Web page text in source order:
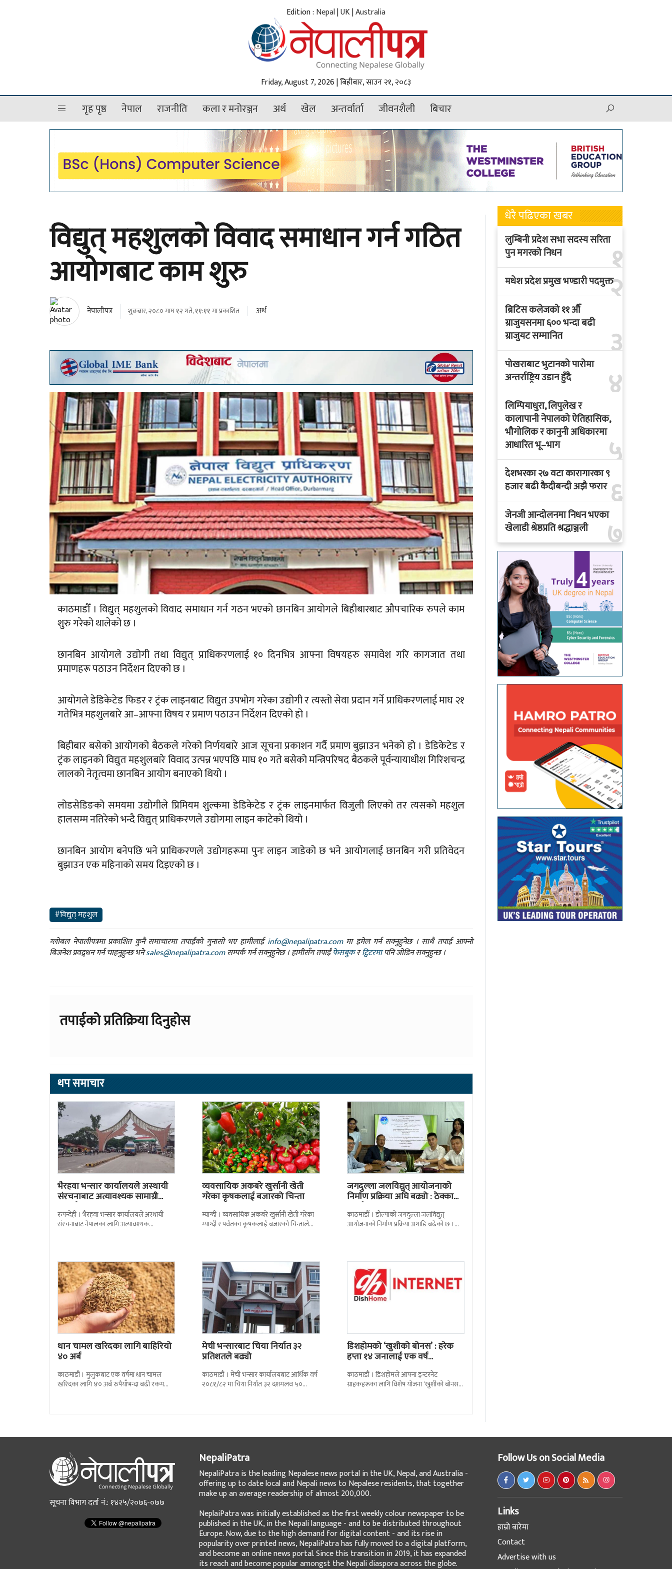
Edition : Nepal|UK|Australia
Friday, August 7, 2026 | बिहीबार, साउन २१, २०८३
गृह पृष्ठ नेपाल राजनीति कला र मनोरञ्जन अर्थ खेल अन्तर्वार्ता जीवनशैली बिचार
विद्युत् महशुलको विवाद समाधान गर्न गठित
आयोगबाट काम शुरु
नेपालीपत्र शुक्रबार, २०८० माघ १२ गते, ११:११ मा प्रकाशित अर्थ
काठमाडौँ । विद्युत् महशुलको विवाद समाधान गर्न गठन भएको छानबिन आयोगले बिहीबारबाट औपचारिक रुपले काम
शुरु गरेको थालेको छ ।
छानबिन आयोगले उद्योगी तथा विद्युत् प्राधिकरणलाई १० दिनभित्र आफ्ना विषयहरु समावेश गरि कागजात तथा
प्रमाणहरू पठाउन निर्देशन दिएको छ ।
आयोगले डेडिकेटेड फिडर र ट्रंक लाइनबाट विद्युत उपभोग गरेका उद्योगी र त्यस्तो सेवा प्रदान गर्ने प्राधिकरणलाई माघ २१
गतेभित्र महशुलबारे आ–आफ्ना विषय र प्रमाण पठाउन निर्देशन दिएको हो ।
बिहीबार बसेको आयोगको बैठकले गरेको निर्णयबारे आज सूचना प्रकाशन गर्दै प्रमाण बुझाउन भनेको हो । डेडिकेटेड र
ट्रंक लाइनको विद्युत महशुलबारे विवाद उत्पन्न भएपछि माघ १० गते बसेको मन्त्रिपरिषद बैठकले पूर्वन्यायाधीश गिरिशचन्द्र
लालको नेतृत्वमा छानबिन आयोग बनाएको थियो ।
लोडसेडिङको समयमा उद्योगीले प्रिमियम शुल्कमा डेडिकेटेड र ट्रंक लाइनमार्फत विजुली लिएको तर त्यसको महशुल
हालसम्म नतिरेको भन्दै विद्युत् प्राधिकरणले उद्योगमा लाइन काटेको थियो ।
छानबिन आयोग बनेपछि भने प्राधिकरणले उद्योगहरूमा पुनः लाइन जाडेको छ भने आयोगलाई छानबिन गरी प्रतिवेदन
बुझाउन एक महिनाको समय दिइएको छ ।
#विद्युत् महशुल
ग्लोबल नेपालीपत्रमा प्रकाशित कुनै समाचारमा तपाईंको गुनासो भए हामीलाईinfo@nepalipatra.comमा इमेल गर्न सक्नुहुनेछ । साथै तपाई आफ्नो
बिजनेश प्रवद्र्धन गर्न चाहनुहुन्छ भनेsales@nepalipatra.comसम्पर्क गर्न सक्नुहुनेछ । हामीसँग तपाईंफेसबुकरट्विटरमापनि जोडिन सक्नुहुन्छ ।
तपाईको प्रतिक्रिया दिनुहोस
थप समाचार
भैरहवा भन्सार कार्यालयले अस्थायी
संरचनाबाट अत्यावश्यक सामाग्री
ल्याउदै
रुपन्देही । भैरहवा भन्सार कार्यालयले अस्थायी
संरचनाबाट नेपालका लागि अत्यावश्यक
व्यवसायिक अकबरे खुर्सानी खेती
गरेका कृषकलाई बजारको चिन्ता
म्याग्दी । व्यवसायिक अकबरे खुर्सानी खेती गरेका
म्याग्दी र पर्वतका कृषकलाई बजारको चिन्ताले
जगदुल्ला जलविद्युत् आयोजनाको
निर्माण प्रक्रिया अघि बढ्यो : ठेक्का
सम्झौतामा…
काठमाडाैँ । डोल्पाको जगदुल्ला जलविद्युत्
आयोजनाको निर्माण प्रक्रिया अगाडि बढेको छ ।
धान चामल खरिदका लागि बाहिरियो
४० अर्ब
काठमाडौं । मुलुकबाट एक वर्षमा धान चामल
खरिदका लागि ४० अर्ब रुपैयाँभन्दा बढी रकम
मेची भन्सारबाट चिया निर्यात ३२
प्रतिशतले बढ्यो
काठमाडौं । मेची भन्सार कार्यालयबाट आर्थिक वर्ष
२०८१/८२ मा चिया निर्यात ३२ दशमलव ५०
डिशहोमको ‘खुशीको बोनस’ : हरेक
हप्ता १४ जनालाई एक वर्ष…
काठमाडौं । डिशहोमले आफ्ना इन्टरनेट
ग्राहकहरूका लागि विशेष योजना ‘खुशीको बोनस
धेरै पढिएका खबर
१
लुम्बिनी प्रदेश सभा सदस्य सरिता
पुन मगरको निधन
२
मधेश प्रदेश प्रमुख भण्डारी पदमुक्त
३
ब्रिटिस कलेजको ११ औँ
ग्राजुयसनमा ६०० भन्दा बढी
ग्राजुयट सम्मानित
४
पोखराबाट भुटानको पारोमा
अन्तर्राष्ट्रिय उडान हुँदै
५
लिम्पियाधुरा, लिपुलेख र
कालापानी नेपालको ऐतिहासिक,
भौगोलिक र कानुनी अधिकारमा
आधारित भू–भाग
६
देशभरका २७ वटा कारागारका ९
हजार बढी कैदीबन्दी अझै फरार
७
जेनजी आन्दोलनमा निधन भएका
खेलाडी श्रेष्ठप्रति श्रद्धाञ्जली
सूचना विभाग दर्ता नं.: १४२५/२०७६-०७७
NepaliPatra
NepaliPatra is the leading Nepalese news portal in the UK, Nepal, and Australia -
offering up to date local and Nepali news to Nepalese residents, that together
make up an average readership of almost 200,000.
NeplaiPatra was initially established as the first weekly colour newspaper to be
published in the UK, in the Nepali language - and to be distributed throughout
Europe. Now, due to the high demand for digital content - and its rise in
popularity over printed news, NepaliPatra has fully moved to a digital platform,
and become an online news portal. Since this transition in 2019, it has expanded
its reach and become popular amongst the Nepali diaspora across the globe.
Follow Us on Social Media
Links
हाम्रो बारेमा
Contact
Advertise with us